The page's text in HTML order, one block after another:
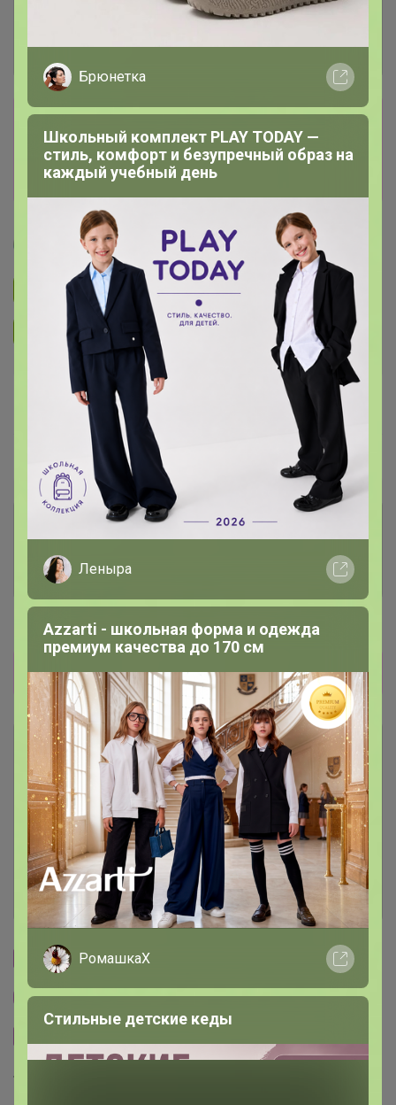
Сбор заказов в данной закупке
завершен
Перейти к текущей закупке
Артемида
Подписаться на закупку 893
Подписаться на организатора
В архиве Собрано
100 %
Ожидание ~ 5 дней
Комментарии к лотам
Отзывы участников 12K
Новости
Прямая оплата!
Описание
Условия участия
Ключевые даты
История проведённых выкупов
Cтраничка организатора
Другие СП организатора Артемида
Торговые марки
Брюнетка
Школьный комплект PLAY TODAY —
стиль, комфорт и безупречный образ на
каждый учебный день
Леныра
Azzarti - школьная форма и одежда
премиум качества до 170 см
РомашкаХ
Стильные детские кеды